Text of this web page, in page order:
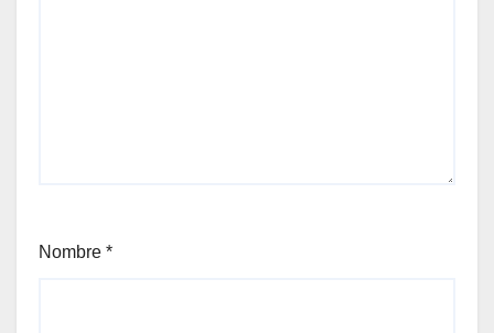
Nombre *